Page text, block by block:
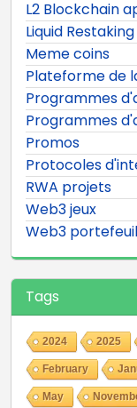
L2 Blockchain
Liquid Restaking
Meme coins
Plateforme de
Programmes
Programmes
Promos
Protocoles
RWA projets
Web3 jeux
Web3
Tags
2024 2025
February
May